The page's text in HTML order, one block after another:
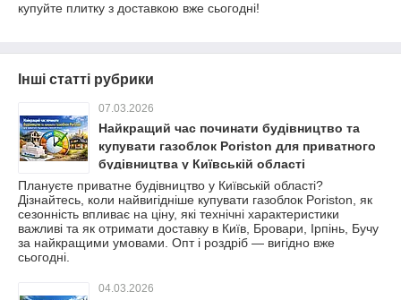
купуйте плитку з доставкою вже сьогодні!
Інші статті рубрики
07.03.2026
Найкращий час починати будівництво та
купувати газоблок Poriston для приватного
будівництва у Київській області
Плануєте приватне будівництво у Київській області?
Дізнайтесь, коли найвигідніше купувати газоблок Poriston, як
сезонність впливає на ціну, які технічні характеристики
важливі та як отримати доставку в Київ, Бровари, Ірпінь, Бучу
за найкращими умовами. Опт і роздріб — вигідно вже
сьогодні.
04.03.2026